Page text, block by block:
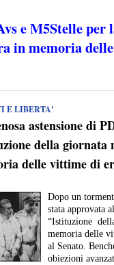
e M5Stelle
in memoria
E LIBERTA'
astensione di
della
delle vittime di
Dopo un
stata approvata
“Istituzione
memoria delle
al Senato.
obiezioni